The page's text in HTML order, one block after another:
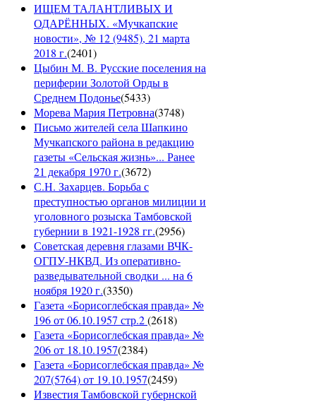
ИЩЕМ ТАЛАНТЛИВЫХ И
ОДАРЁННЫХ. «Мучкапские
новости», № 12 (9485), 21 марта
2018 г.(2401)
Цыбин М. В. Русские поселения на
периферии Золотой Орды в
Среднем Подонье(5433)
Морева Мария Петровна(3748)
Письмо жителей села Шапкино
Мучкапского района в редакцию
газеты «Сельская жизнь»... Ранее
21 декабря 1970 г.(3672)
С.Н. Захарцев. Борьба с
преступностью органов милиции и
уголовного розыска Тамбовской
губернии в 1921-1928 гг.(2956)
Советская деревня глазами ВЧК-
ОГПУ-НКВД. Из оперативно-
разведывательной сводки ... на 6
ноября 1920 г.(3350)
Газета «Борисоглебская правда» №
196 от 06.10.1957 стр.2(2618)
Газета «Борисоглебская правда» №
206 от 18.10.1957(2384)
Газета «Борисоглебская правда» №
207(5764) от 19.10.1957(2459)
Известия Тамбовской губернской